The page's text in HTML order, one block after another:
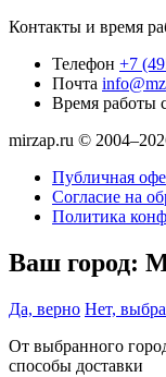
Контакты и время
Телефон +7
Почта
Время работы
mirzap.ru ©
Публичная
Согласие на
Политика
Ваш город:
Да, верно Нет,
От выбранного
способы доставки